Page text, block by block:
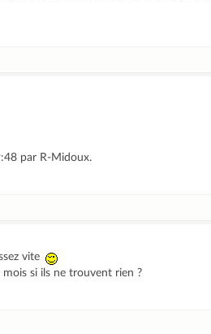
par R-Midoux.
vite
si ils ne trouvent rien ?